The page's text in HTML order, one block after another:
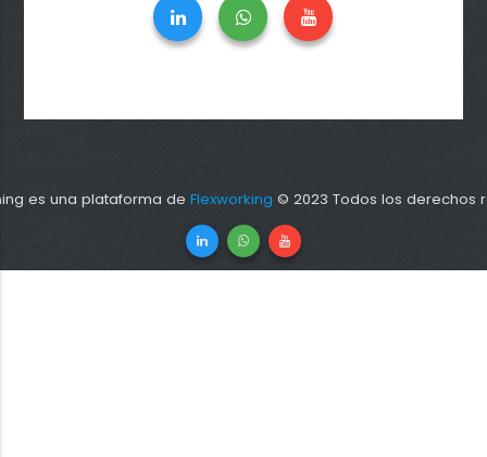
es una plataforma de Flexworking © 2023 Todos los derechos